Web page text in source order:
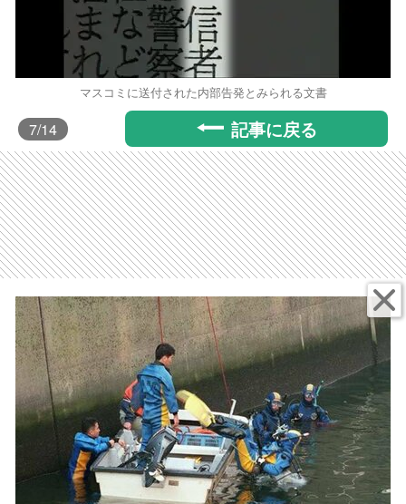
マスコミに送付された内部告発とみられる文書
7/14 記事に戻る